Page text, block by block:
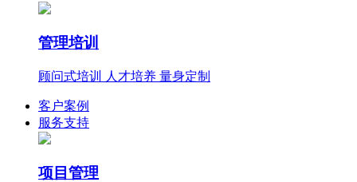
管理培训
顾问式培训 人才培养 量身定制
客户案例
服务支持
项目管理